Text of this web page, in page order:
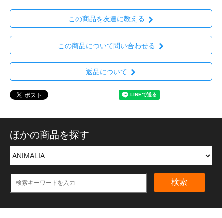
この商品を友達に教える
この商品について問い合わせる
返品について
ほかの商品を探す
検索